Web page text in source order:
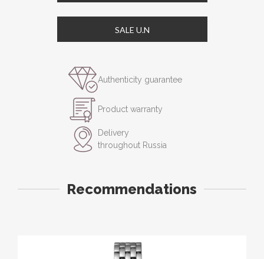
SALE U.N
Authenticity guarantee
Product warranty
Delivery
throughout Russia
Recommendations